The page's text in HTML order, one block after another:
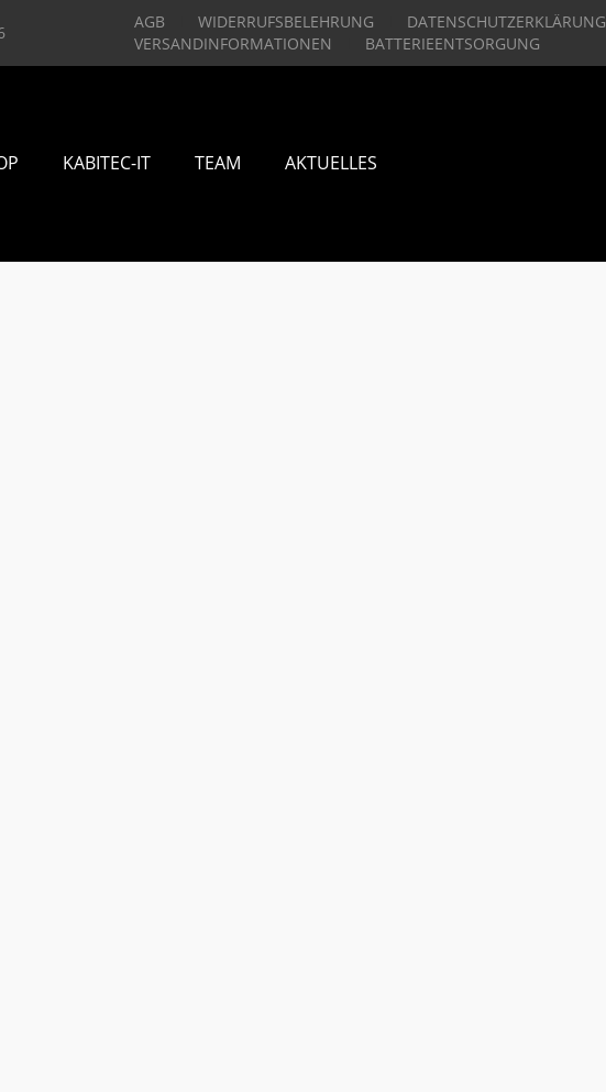
AGB WIDERRUFSBELEHRUNG DATENSCHUTZERKLÄRUNG
VERSANDINFORMATIONEN
BATTERIEENTSORGUNG
KABITEC-IT TEAM AKTUELLES